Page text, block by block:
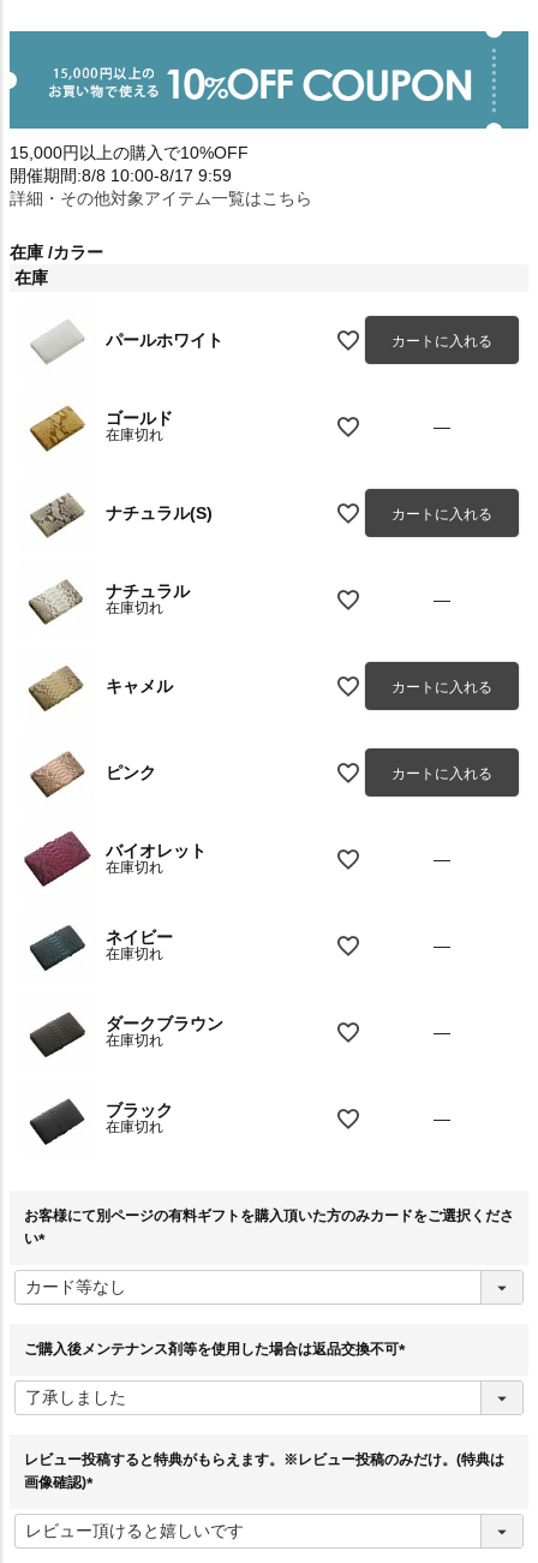
15,000円以上の購入で10%OFF
開催期間:8/8 10:00-8/17 9:59
詳細・その他対象アイテム一覧はこちら
在庫 カラー
在庫
パールホワイト カートに入れる
ゴールド
在庫切れ —
ナチュラル(S) カートに入れる
ナチュラル
在庫切れ —
キャメル カートに入れる
ピンク カートに入れる
バイオレット
在庫切れ —
ネイビー
在庫切れ —
ダークブラウン
在庫切れ —
ブラック
在庫切れ —
お客様にて別ページの有料ギフトを購入頂いた方のみカードをご選択くださ
い
必
須
ご購入後メンテナンス剤等を使用した場合は返品交換不可
須
レビュー投稿すると特典がもらえます。※レビュー投稿のみだけ。(特典は
画像確認)
必
須